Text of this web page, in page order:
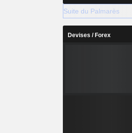
Suite du Palmarès
Devises / Forex